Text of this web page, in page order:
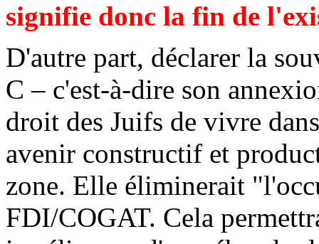
signifie donc la fin de
D'autre part, déclarer la
C – c'est-à-dire son
droit des Juifs de vivre
avenir constructif et
zone. Elle éliminerait
FDI/COGAT. Cela